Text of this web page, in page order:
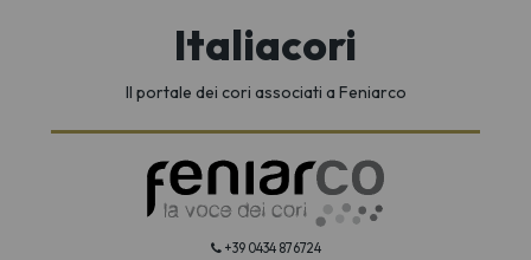
Italiacori
Il portale dei cori associati a Feniarco
+39 0434 876724